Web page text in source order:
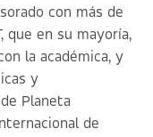
con más de
que en su mayoría,
la académica, y
y
Planeta
de